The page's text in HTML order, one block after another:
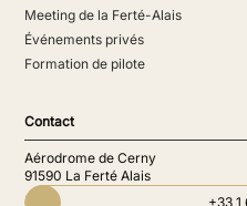
Meeting de la Ferté-Alais
Événements privés
Formation de pilote
Contact
Aérodrome de Cerny
91590 La Ferté Alais
+33 1